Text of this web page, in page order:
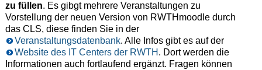
zu füllen. Es gibgt mehrere Veranstaltungen zu
Vorstellung der neuen Version von RWTHmoodle durch
das CLS, diese finden Sie in der
Veranstaltungsdatenbank. Alle Infos gibt es auf der
Website des IT Centers der RWTH . Dort werden die
Informationen auch fortlaufend ergänzt. Fragen können